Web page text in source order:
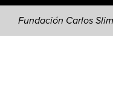
Fundación Carlos